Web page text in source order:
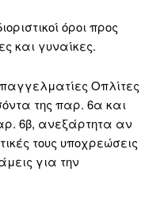
όροι προς
και γυναίκες.
Οπλίτες
της παρ. 6α και
6β, ανεξάρτητα αν
τους υποχρεώσεις
για την